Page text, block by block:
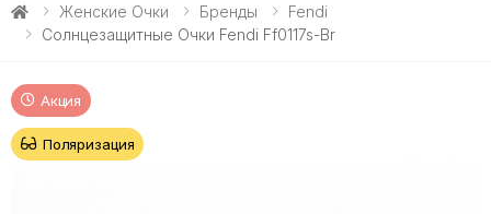
Женские Очки Бренды
Fendi
Солнцезащитные Очки Fendi Ff0117s-Br
Акция
Поляризация